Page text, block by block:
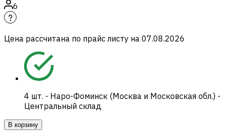
6
Цена рассчитана по прайс листу на 07.08.2026
4 шт. - Наро-Фоминск (Москва и Московская обл.) -
Центральный склад
В корзину